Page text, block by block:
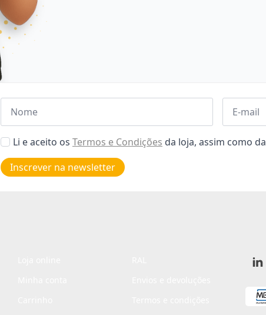
Nome Email
Aceitar
de
privacidade
Li e aceito os Termos e Condições da loja, assim como da
Inscrever na newsletter